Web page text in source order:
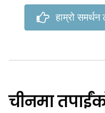
हाम्रो समर्थन
चीनमा